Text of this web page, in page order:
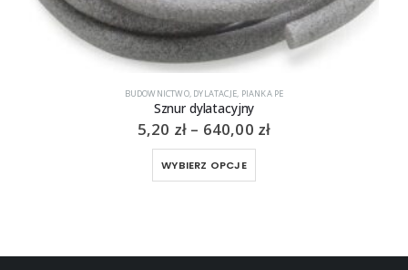
BUDOWNICTWO, DYLATACJE PIANKA PE
Sznur dylatacyjny
5,20 zł – 640,00 złZakres
WYBIERZ OPCJE
Ten produkt ma wiele wariantów. Opcje można wybrać na stronie produktu